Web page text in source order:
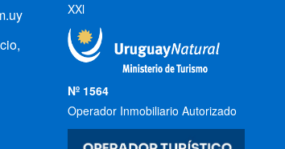
XXl
Nº 1564
Operador Inmobiliario Autorizado